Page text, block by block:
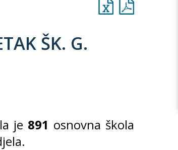
ŠK. G.
je 891 osnovna škola